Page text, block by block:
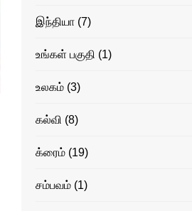
இந்தியா (7)
உங்கள் பகுதி (1)
உலகம் (3)
கல்வி (8)
க்ரைம் (19)
சம்பவம் (1)